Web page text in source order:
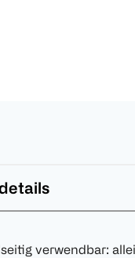
verwendbar: